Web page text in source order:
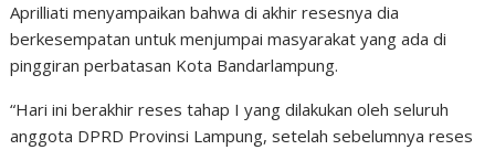
Aprilliati menyampaikan bahwa di akhir resesnya dia
berkesempatan untuk menjumpai masyarakat yang ada di
pinggiran perbatasan Kota Bandarlampung.
“Hari ini berakhir reses tahap I yang dilakukan oleh seluruh
anggota DPRD Provinsi Lampung, setelah sebelumnya reses